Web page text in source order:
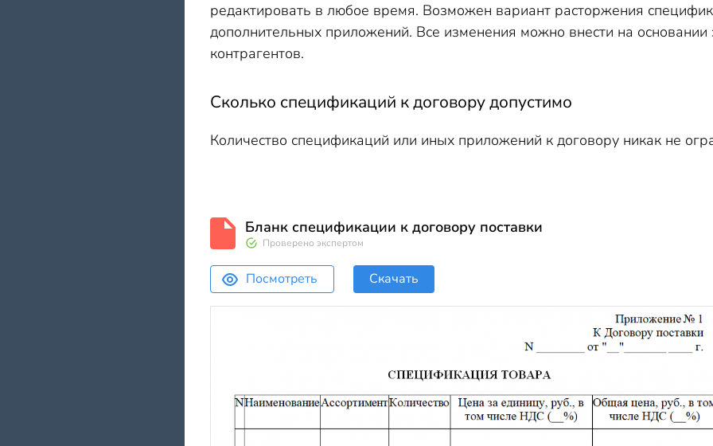
редактировать в любое время. Возможен вариант расторжения
дополнительных приложений. Все изменения можно внести на основании
контрагентов.
Сколько спецификаций к договору допустимо
Количество спецификаций или иных приложений к договору никак не
Бланк спецификации к договору поставки
Проверено экспертом
Посмотреть Скачать